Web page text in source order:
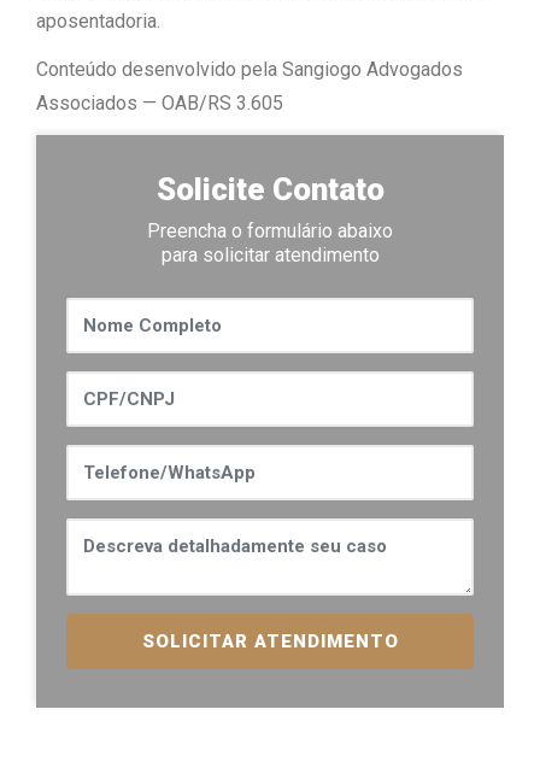
aposentadoria.
Conteúdo desenvolvido pela Sangiogo Advogados
Associados — OAB/RS 3.605
Solicite Contato
Preencha o formulário abaixo
para solicitar atendimento
SOLICITAR ATENDIMENTO